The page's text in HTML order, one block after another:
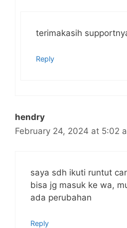
terimakasih
Reply
hendry
February 24, 2024 at 5:02
saya sdh ikuti runtut
bisa jg masuk ke wa,
ada perubahan
Reply